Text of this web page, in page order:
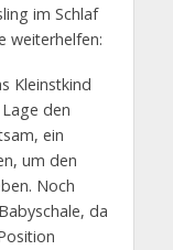
im Schlaf
weiterhelfen:
Kleinstkind
den
ein
um den
Noch
da